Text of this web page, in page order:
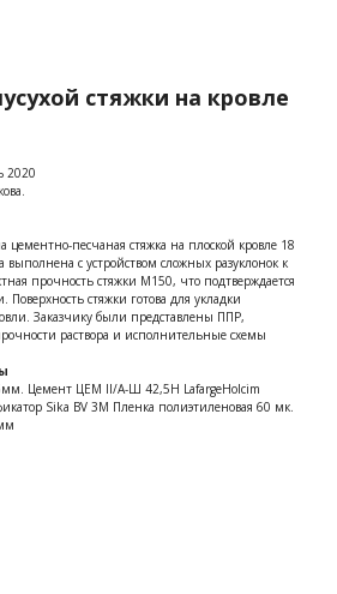
стяжки на кровле
2020
песчаная стяжка на плоской кровле 18
с устройством сложных разуклонок к
прочность стяжки М150, что подтверждается
стяжки готова для укладки
Заказчику были представлены ППР,
раствора и исполнительные схемы
Цемент ЦЕМ II/A-Ш 42,5Н LafargeHolcim
Sika BV 3M Пленка полиэтиленовая 60 мк.